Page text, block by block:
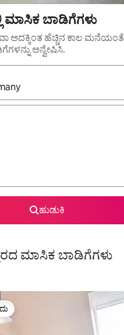
ಮಾಸಿಕ ಬಾಡಿಗೆಗಳು
ಅದಕ್ಕಿಂತ ಹೆಚ್ಚಿನ ಕಾಲ
ಅನ್ವೇಷಿಸಿ.
ಅಪ್ ಮತ್ತು ಡೌನ್ ಬಾಣದ
ಹುಡುಕಿ
ಮಾಸಿಕ ಬಾಡಿಗೆಗಳು